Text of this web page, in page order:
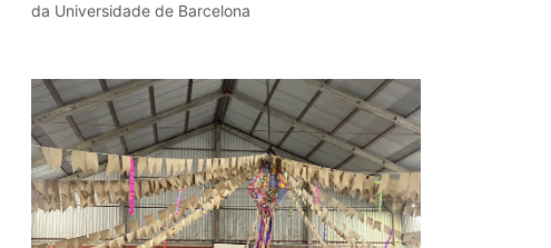
da Universidade de Barcelona